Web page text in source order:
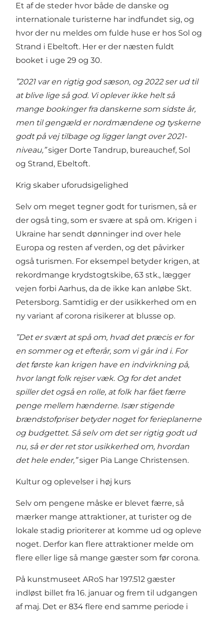
Et af de steder hvor både de danske og
internationale turisterne har indfundet sig, og
hvor der nu meldes om fulde huse er hos Sol og
Strand i Ebeltoft. Her er der næsten fuldt
booket i uge 29 og 30.
”2021 var en rigtig god sæson, og 2022 ser ud til
at blive lige så god. Vi oplever ikke helt så
mange bookinger fra danskerne som sidste år,
men til gengæld er nordmændene og tyskerne
godt på vej tilbage og ligger langt over 2021-
niveau,”siger Dorte Tandrup, bureauchef, Sol
og Strand, Ebeltoft.
Krig skaber uforudsigelighed
Selv om meget tegner godt for turismen, så er
der også ting, som er svære at spå om. Krigen i
Ukraine har sendt dønninger ind over hele
Europa og resten af verden, og det påvirker
også turismen. For eksempel betyder krigen, at
rekordmange krydstogtskibe, 63 stk., lægger
vejen forbi Aarhus, da de ikke kan anløbe Skt.
Petersborg. Samtidig er der usikkerhed om en
ny variant af corona risikerer at blusse op.
”Det er svært at spå om, hvad det præcis er for
en sommer og et efterår, som vi går ind i. For
det første kan krigen have en indvirkning på,
hvor langt folk rejser væk. Og for det andet
spiller det også en rolle, at folk har fået færre
penge mellem hænderne. Især stigende
brændstofpriser betyder noget for ferieplanerne
og budgettet. Så selv om det ser rigtig godt ud
nu, så er der ret stor usikkerhed om, hvordan
det hele ender,”siger Pia Lange Christensen.
Kultur og oplevelser i høj kurs
Selv om pengene måske er blevet færre, så
mærker mange attraktioner, at turister og de
lokale stadig prioriterer at komme ud og opleve
noget. Derfor kan flere attraktioner melde om
flere eller lige så mange gæster som før corona.
På kunstmuseet ARoS har 197.512 gæster
indløst billet fra 16. januar og frem til udgangen
af maj. Det er 834 flere end samme periode i